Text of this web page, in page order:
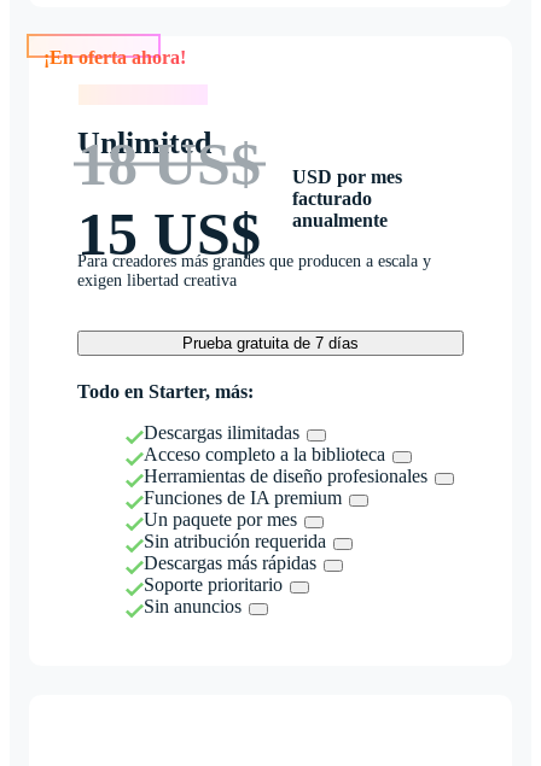
Unlimited
18 US$
15 US$
USD por mes
facturado
anualmente
Para creadores más grandes que producen a escala y
exigen libertad creativa
Prueba gratuita de 7 días
Todo en Starter, más:
Descargas ilimitadas
Acceso completo a la biblioteca
Herramientas de diseño profesionales
Funciones de IA premium
Un paquete por mes
Sin atribución requerida
Descargas más rápidas
Soporte prioritario
Sin anuncios